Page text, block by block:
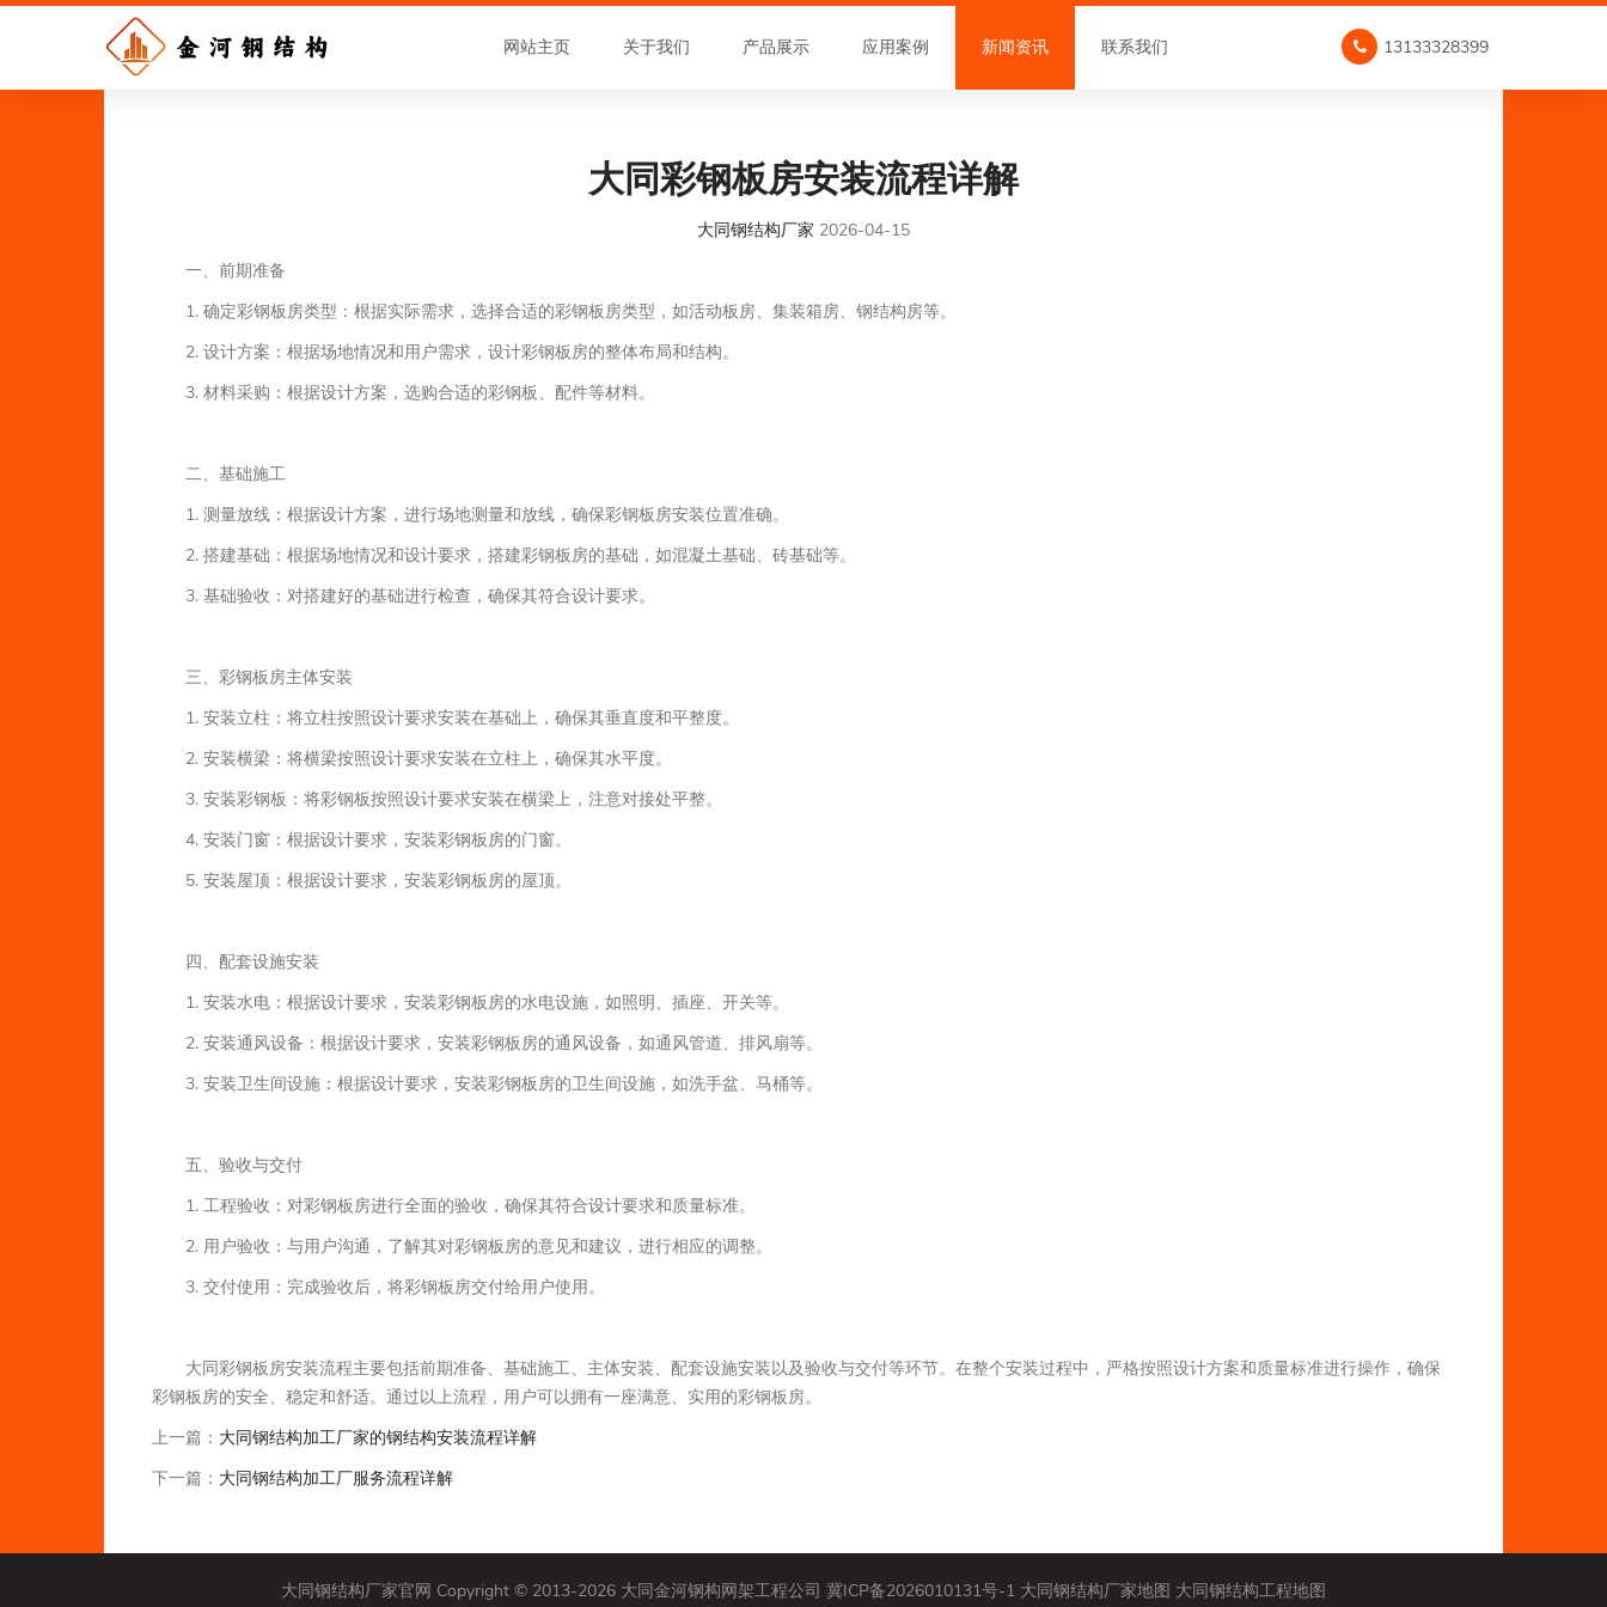
网站主页 关于我们 产品展示 应用案例 新闻资讯 联系我们 13133328399
大同彩钢板房安装流程详解
大同钢结构厂家 2026-04-15
一、前期准备
1. 确定彩钢板房类型：根据实际需求，选择合适的彩钢板房类型，如活动板房、集装箱房、钢结构房等。
2. 设计方案：根据场地情况和用户需求，设计彩钢板房的整体布局和结构。
3. 材料采购：根据设计方案，选购合适的彩钢板、配件等材料。
二、基础施工
1. 测量放线：根据设计方案，进行场地测量和放线，确保彩钢板房安装位置准确。
2. 搭建基础：根据场地情况和设计要求，搭建彩钢板房的基础，如混凝土基础、砖基础等。
3. 基础验收：对搭建好的基础进行检查，确保其符合设计要求。
三、彩钢板房主体安装
1. 安装立柱：将立柱按照设计要求安装在基础上，确保其垂直度和平整度。
2. 安装横梁：将横梁按照设计要求安装在立柱上，确保其水平度。
3. 安装彩钢板：将彩钢板按照设计要求安装在横梁上，注意对接处平整。
4. 安装门窗：根据设计要求，安装彩钢板房的门窗。
5. 安装屋顶：根据设计要求，安装彩钢板房的屋顶。
四、配套设施安装
1. 安装水电：根据设计要求，安装彩钢板房的水电设施，如照明、插座、开关等。
2. 安装通风设备：根据设计要求，安装彩钢板房的通风设备，如通风管道、排风扇等。
3. 安装卫生间设施：根据设计要求，安装彩钢板房的卫生间设施，如洗手盆、马桶等。
五、验收与交付
1. 工程验收：对彩钢板房进行全面的验收，确保其符合设计要求和质量标准。
2. 用户验收：与用户沟通，了解其对彩钢板房的意见和建议，进行相应的调整。
3. 交付使用：完成验收后，将彩钢板房交付给用户使用。
大同彩钢板房安装流程主要包括前期准备、基础施工、主体安装、配套设施安装以及验收与交付等环节。在整个安装过程中，严格按照设计方案和质量标准进行操作，确保
彩钢板房的安全、稳定和舒适。通过以上流程，用户可以拥有一座满意、实用的彩钢板房。
上一篇： 大同钢结构加工厂家的钢结构安装流程详解
下一篇： 大同钢结构加工厂服务流程详解
大同钢结构厂家官网 Copyright © 2013-2026 大同金河钢构网架工程公司 冀ICP备2026010131号-1 大同钢结构厂家地图 大同钢结构工程地图